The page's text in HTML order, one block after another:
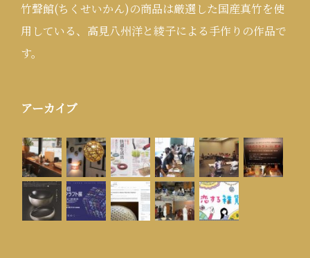
竹聲館(ちくせいかん)の商品は厳選した国産真竹を使
用している、高見八州洋と綾子による手作りの作品で
す。
アーカイブ